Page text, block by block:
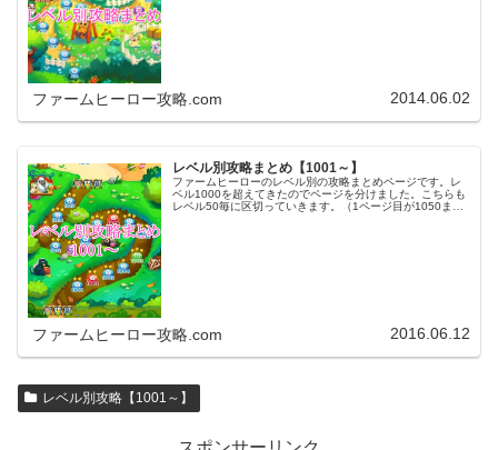
ファームヒーロー攻略.com 2014.06.02
レベル別攻略まとめ【1001～】
ファームヒーローのレベル別の攻略まとめページです。レ
ベル1000を超えてきたのでページを分けました。こちらも
レベル50毎に区切っていきます。（1ページ目が1050ま
ファームヒーロー攻略.com 2016.06.12
レベル別攻略【1001～】